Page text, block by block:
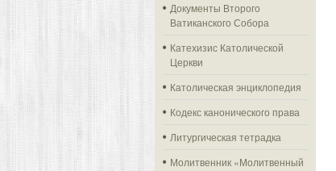
Документы Второго
Ватиканского Собора
Катехизис Католической
Церкви
Католическая энциклопедия
Кодекс канонического права
Литургическая тетрадка
Молитвенник «Молитвенный